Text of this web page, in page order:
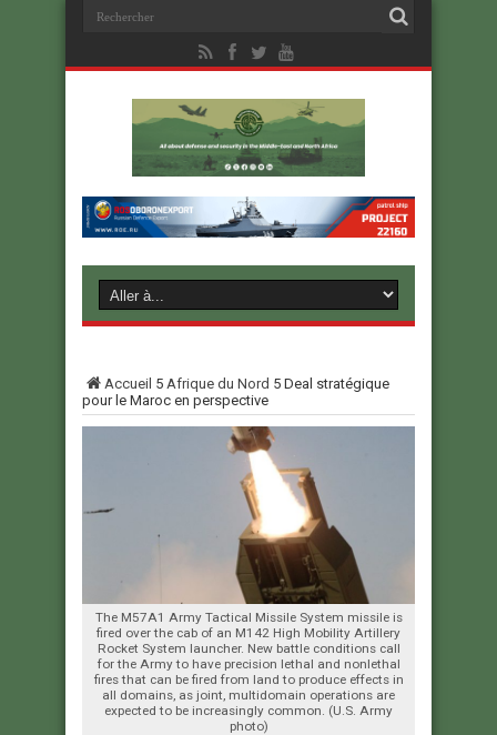
Accueil 5 Afrique du Nord 5 Deal stratégique
pour le Maroc en perspective
The M57A1 Army Tactical Missile System missile is
fired over the cab of an M142 High Mobility Artillery
Rocket System launcher. New battle conditions call
for the Army to have precision lethal and nonlethal
fires that can be fired from land to produce effects in
all domains, as joint, multidomain operations are
expected to be increasingly common. (U.S. Army
photo)